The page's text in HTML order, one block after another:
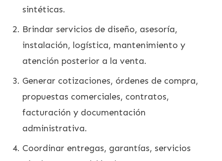
sintéticas.
Brindar servicios de diseño, asesoría,
instalación, logística, mantenimiento y
atención posterior a la venta.
Generar cotizaciones, órdenes de compra,
propuestas comerciales, contratos,
facturación y documentación
administrativa.
Coordinar entregas, garantías, servicios